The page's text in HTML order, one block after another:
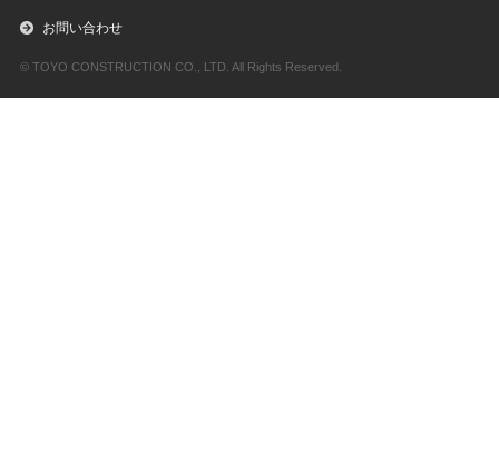
お問い合わせ
© TOYO CONSTRUCTION CO., LTD. All Rights Reserved.